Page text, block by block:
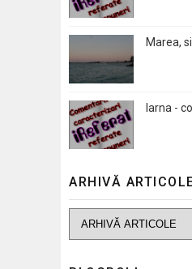
Marea,
Iarna -
ARHIVĂ